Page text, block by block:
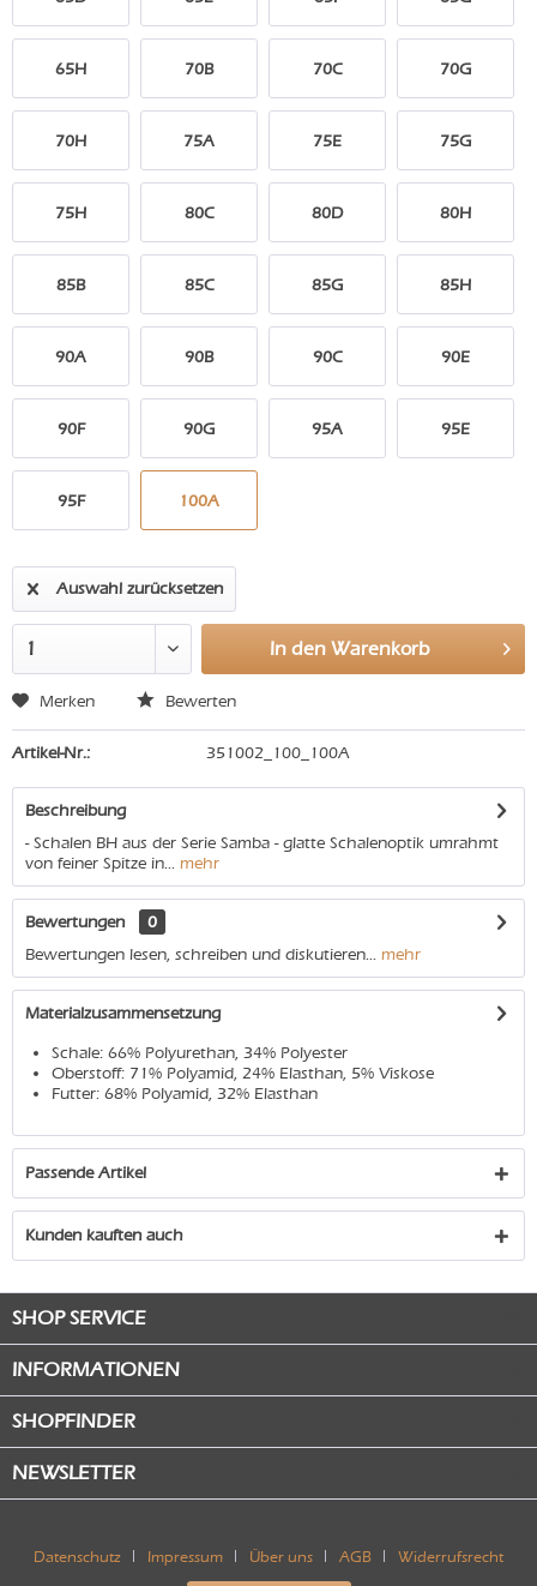
65H 70B 70C 70G
70H 75A 75E 75G
75H 80C 80D 80H
85B 85C 85G 85H
90A 90B 90C 90E
90F 90G 95A 95E
95F 100A
Auswahl zurücksetzen
In den Warenkorb
Merken Bewerten
Artikel-Nr.: 351002_100_100A
Beschreibung
- Schalen BH aus der Serie Samba - glatte Schalenoptik umrahmt
von feiner Spitze in... mehr
Bewertungen
0
Bewertungen lesen, schreiben und diskutieren... mehr
Materialzusammensetzung
Schale: 66% Polyurethan, 34% Polyester
Oberstoff: 71% Polyamid, 24% Elasthan, 5% Viskose
Futter: 68% Polyamid, 32% Elasthan
Passende Artikel
Kunden kauften auch
SHOP SERVICE
INFORMATIONEN
SHOPFINDER
NEWSLETTER
Datenschutz Impressum Über uns AGB Widerrufsrecht